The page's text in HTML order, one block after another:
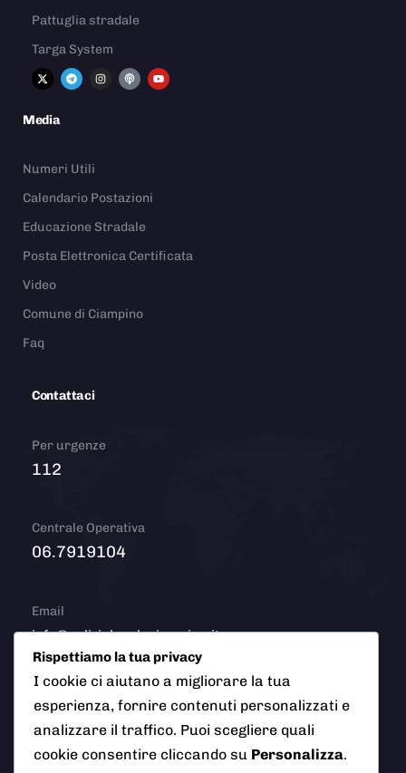
Pattuglia stradale
Targa System
Media
Numeri Utili
Calendario Postazioni
Educazione Stradale
Posta Elettronica Certificata
Video
Comune di Ciampino
Faq
Contattaci
Per urgenze
112
Centrale Operativa
06.7919104
Email
info@polizialocaleciampino.it
© 2026 Polizia Locale del Comune di Ciampino (Roma). Tutti
Rispettiamo la tua privacy
I cookie ci aiutano a migliorare la tua
esperienza, fornire contenuti personalizzati e
analizzare il traffico. Puoi scegliere quali
cookie consentire cliccando su Personalizza.